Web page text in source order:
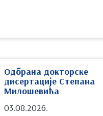
Одбрана докторске
дисертације Степана
Милошевића
03.08.2026.